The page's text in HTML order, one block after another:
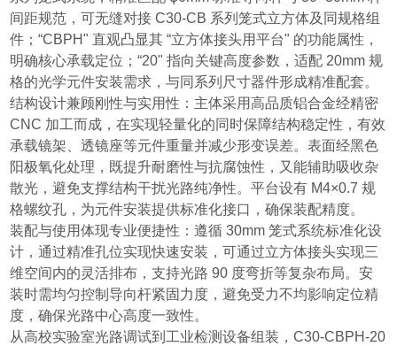
间距规范，可无缝对接 C30-CB 系列笼式立方体及同规格组
件；“CBPH" 直观凸显其 “立方体接头用平台" 的功能属性，
明确核心承载定位；“20" 指向关键高度参数，适配 20mm 规
格的光学元件安装需求，与同系列尺寸器件形成精准配套。
结构设计兼顾刚性与实用性：主体采用高品质铝合金经精密
CNC 加工而成，在实现轻量化的同时保障结构稳定性，有效
承载镜架、透镜座等元件重量并减少形变误差。表面经黑色
阳极氧化处理，既提升耐磨性与抗腐蚀性，又能辅助吸收杂
散光，避免支撑结构干扰光路纯净性。平台设有 M4×0.7 规
格螺纹孔，为元件安装提供标准化接口，确保装配精度。
装配与使用体现专业便捷性：遵循 30mm 笼式系统标准化设
计，通过精准孔位实现快速安装，可通过立方体接头实现三
维空间内的灵活排布，支持光路 90 度弯折等复杂布局。安
装时需均匀控制导向杆紧固力度，避免受力不均影响定位精
度，确保光路中心高度一致性。
从高校实验室光路调试到工业检测设备组装，C30-CBPH-20